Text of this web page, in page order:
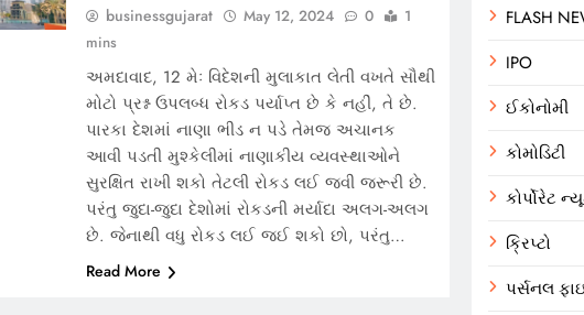
FLASH
IPO
ઈકોનોમી
કોમોડિટી
કોર્પોરેટ
ક્રિપ્ટો
પર્સનલ
businessgujarat May 12, 2024 0
1
mins
અમદાવાદ, 12 મેઃ વિદેશની મુલાકાત લેતી વખતે સૌથી
મોટો પ્રશ્ન ઉપલબ્ધ રોકડ પર્યાપ્ત છે કે નહીં, તે છે.
પારકા દેશમાં નાણા ભીડ ન પડે તેમજ અચાનક
આવી પડતી મુશ્કેલીમાં નાણાકીય વ્યવસ્થાઓને
સુરક્ષિત રાખી શકો તેટલી રોકડ લઈ જવી જરૂરી છે.
પરંતુ જુદા-જુદા દેશોમાં રોકડની મર્યાદા અલગ-અલગ
છે. જેનાથી વધુ રોકડ લઈ જઈ શકો છો, પરંતુ…
Read More